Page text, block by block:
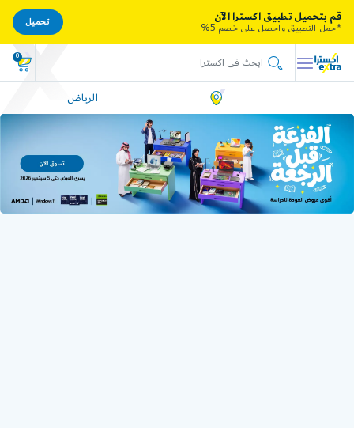
0
الرياض
قم بتحميل تطبيق اكسترا الآن
*حمل التطبيق واحصل على خصم 5%
تحميل